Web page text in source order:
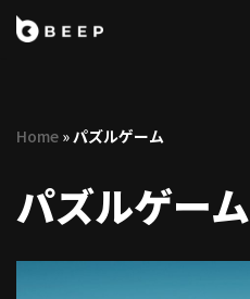
ン
へ
ス
ッ
Home » パズルゲーム
パズルゲーム